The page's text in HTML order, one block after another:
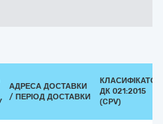
АДРЕСА ДОСТАВКИ
/ ПЕРІОД ДОСТАВКИ
КЛАСИФІКАТОР
ДК 021:2015
(CPV)